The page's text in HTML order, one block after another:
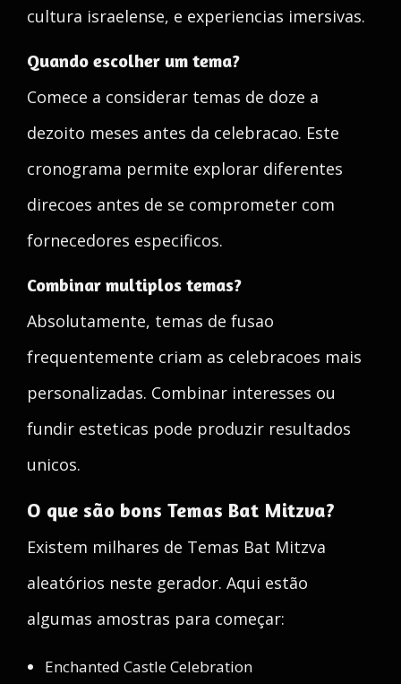
cultura israelense, e experiencias imersivas.
Quando escolher um tema?
Comece a considerar temas de doze a
dezoito meses antes da celebracao. Este
cronograma permite explorar diferentes
direcoes antes de se comprometer com
fornecedores especificos.
Combinar multiplos temas?
Absolutamente, temas de fusao
frequentemente criam as celebracoes mais
personalizadas. Combinar interesses ou
fundir esteticas pode produzir resultados
unicos.
O que são bons Temas Bat Mitzva?
Existem milhares de Temas Bat Mitzva
aleatórios neste gerador. Aqui estão
algumas amostras para começar:
Enchanted Castle Celebration